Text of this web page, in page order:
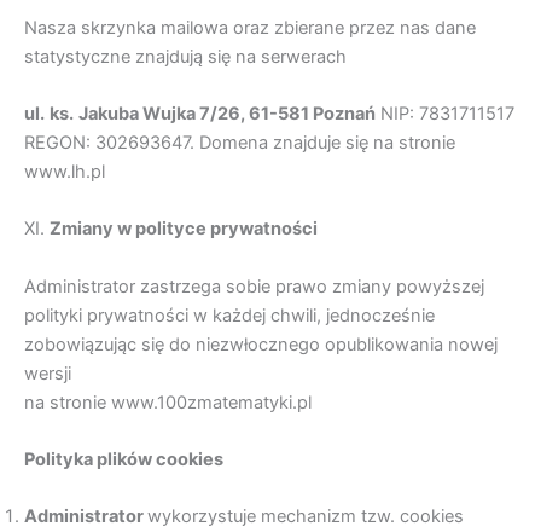
Nasza skrzynka mailowa oraz zbierane przez nas dane
statystyczne znajdują się na serwerach
ul. ks. Jakuba Wujka 7/26, 61-581 Poznań NIP: 7831711517
REGON: 302693647. Domena znajduje się na stronie
www.lh.pl
XI. Zmiany w polityce prywatności
Administrator zastrzega sobie prawo zmiany powyższej
polityki prywatności w każdej chwili, jednocześnie
zobowiązując się do niezwłocznego opublikowania nowej
wersji
na stronie www.100zmatematyki.pl
Polityka plików cookies
Administratorwykorzystuje mechanizm tzw. cookies